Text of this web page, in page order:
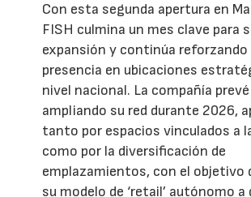
Con esta segunda apertura en
FISH culmina un mes clave para
expansión y continúa reforzando
presencia en ubicaciones
nivel nacional. La compañía
ampliando su red durante 2026,
tanto por espacios vinculados a
como por la diversificación de
emplazamientos, con el objetivo
su modelo de ‘retail’ autónomo